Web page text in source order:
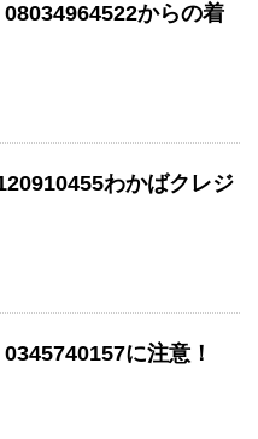
08034964522からの着
わかばクレジ
0345740157に注意！